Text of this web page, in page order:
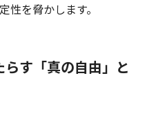
性を脅かします。
す「真の自由」と